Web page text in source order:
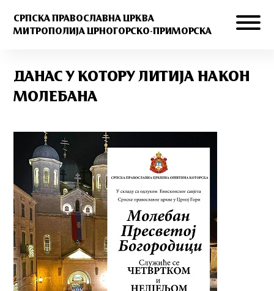
СРПСКА ПРАВОСЛАВНА ЦРКВА
МИТРОПОЛИЈА ЦРНОГОРСКО-ПРИМОРСКА
ДАНАС У КОТОРУ ЛИТИЈА НАКОН
МОЛЕБАНА